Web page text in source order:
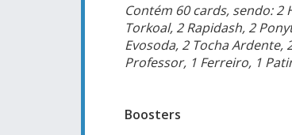
Contém 60 cards, sendo: 2
Torkoal, 2 Rapidash, 2
Evosoda, 2 Tocha Ardente,
Professor, 1 Ferreiro, 1
Boosters